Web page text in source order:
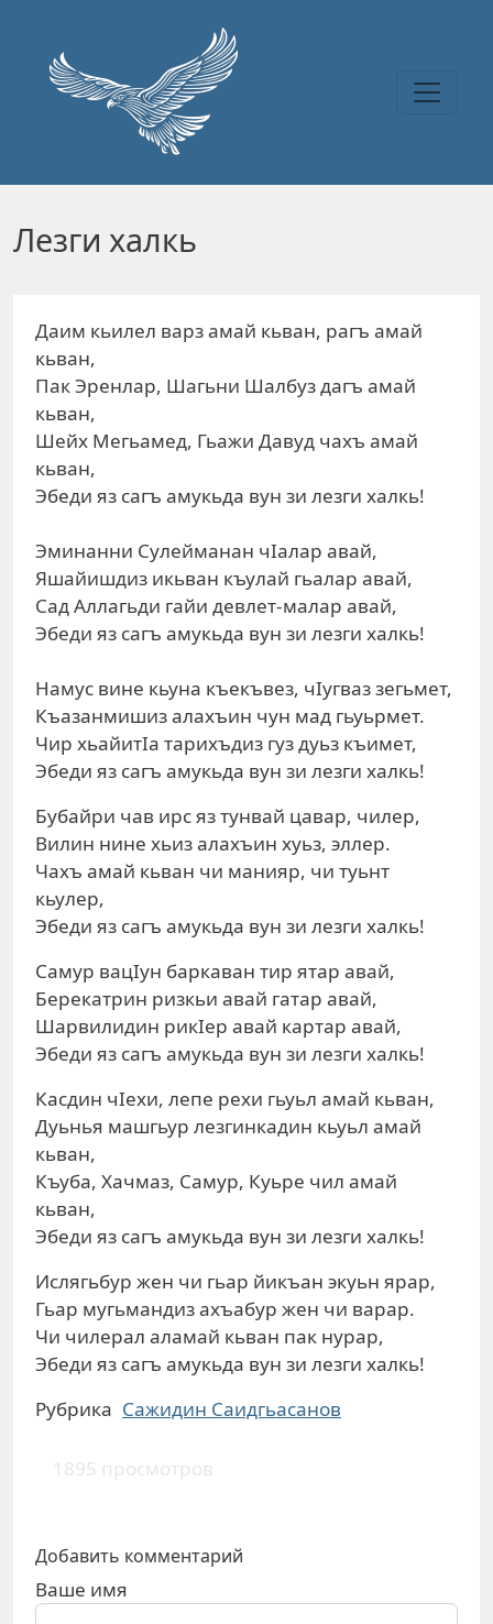
Лезги халкь
Даим кьилел варз амай кьван, рагъ амай
кьван,
Пак Эренлар, Шагьни Шалбуз дагъ амай
кьван,
Шейх Мегьамед, Гьажи Давуд чахъ амай
кьван,
Эбеди яз сагъ амукьда вун зи лезги халкь!
Эминанни Сулейманан чIалар авай,
Яшайишдиз икьван къулай гьалар авай,
Сад Аллагьди гайи девлет-малар авай,
Эбеди яз сагъ амукьда вун зи лезги халкь!
Намус вине кьуна къекъвез, чIугваз зегьмет,
Къазанмишиз алахъин чун мад гьуьрмет.
Чир хьайитIа тарихъдиз гуз дуьз къимет,
Эбеди яз сагъ амукьда вун зи лезги халкь!
Бубайри чав ирс яз тунвай цавар, чилер,
Вилин нине хьиз алахъин хуьз, эллер.
Чахъ амай кьван чи манияр, чи туьнт
кьулер,
Эбеди яз сагъ амукьда вун зи лезги халкь!
Самур вацIун баркаван тир ятар авай,
Берекатрин ризкьи авай гатар авай,
Шарвилидин рикIер авай картар авай,
Эбеди яз сагъ амукьда вун зи лезги халкь!
Касдин чIехи, лепе рехи гьуьл амай кьван,
Дуьнья машгьур лезгинкадин кьуьл амай
кьван,
Къуба, Хачмаз, Самур, Куьре чил амай
кьван,
Эбеди яз сагъ амукьда вун зи лезги халкь!
Ислягьбур жен чи гьар йикъан экуьн ярар,
Гьар мугьмандиз ахъабур жен чи варар.
Чи чилерал аламай кьван пак нурар,
Эбеди яз сагъ амукьда вун зи лезги халкь!
Рубрика Сажидин Саидгьасанов
1895 просмотров
Добавить комментарий
Ваше имя